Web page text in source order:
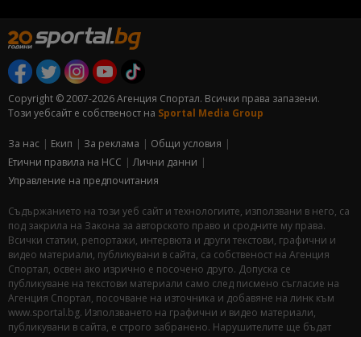
Copyright © 2007-2026 Агенция Спортал. Всички права запазени.
Този уебсайт е собственост на Sportal Media Group
За нас Екип За рекламa
Общи условия
Етични правила на НСС
Лични данни
Управление на предпочитания
Съдържанието на този уеб сайт и технологиите, използвани в него, са
под закрила на Закона за авторското право и сродните му права.
Всички статии, репортажи, интервюта и други текстови, графични и
видео материали, публикувани в сайта, са собственост на Агенция
Спортал, освен ако изрично е посочено друго. Допуска се
публикуване на текстови материали само след писмено съгласие на
Агенция Спортал, посочване на източника и добавяне на линк към
www.sportal.bg. Използването на графични и видео материали,
публикувани в сайта, е строго забранено. Нарушителите ще бъдат